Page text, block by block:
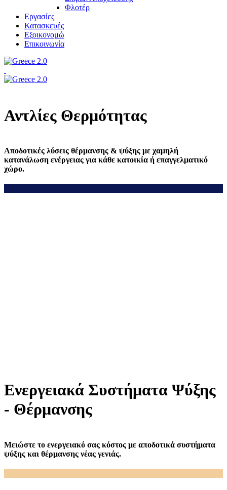
Φλοτέρ
Εργασίες
Κατασκευές
Εξοικονομώ
Επικοινωνία
Αντλίες Θερμότητας
Αποδοτικές λύσεις θέρμανσης & ψύξης με χαμηλή
κατανάλωση ενέργειας για κάθε κατοικία ή επαγγελματικό
χώρο.
Ενεργειακά Συστήματα Ψύξης
- Θέρμανσης
Μειώστε το ενεργειακό σας κόστος με αποδοτικά συστήματα
ψύξης και θέρμανσης νέας γενιάς.